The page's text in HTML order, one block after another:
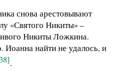
снова арестовывают
«Святого Никиты» –
Никиты Ложкина.
Иоанна найти не удалось, и
.